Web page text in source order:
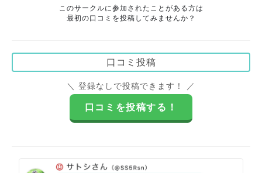
このサークルに参加されたことがある方は
最初の口コミを投稿してみませんか？
口コミ投稿
＼ 登録なしで投稿できます！ ／
口コミを投稿する！